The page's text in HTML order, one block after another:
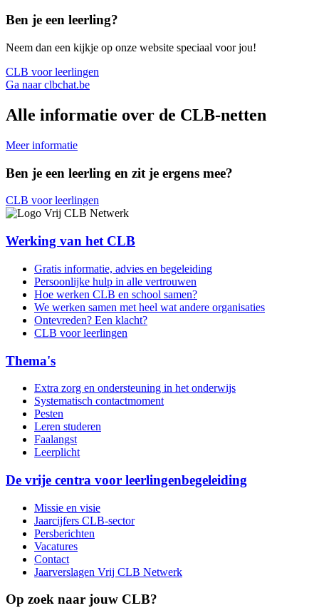
Ben je een leerling?
Neem dan een kijkje op onze website speciaal voor jou!
CLB voor leerlingen
Ga naar clbchat.be
Alle informatie over de CLB-netten
Meer informatie
Ben je een leerling en zit je ergens mee?
CLB voor leerlingen
Werking van het CLB
Gratis informatie, advies en begeleiding
Persoonlijke hulp in alle vertrouwen
Hoe werken CLB en school samen?
We werken samen met heel wat andere organisaties
Ontevreden? Een klacht?
CLB voor leerlingen
Thema's
Extra zorg en ondersteuning in het onderwijs
Systematisch contactmoment
Pesten
Leren studeren
Faalangst
Leerplicht
De vrije centra voor leerlingenbegeleiding
Missie en visie
Jaarcijfers CLB-sector
Persberichten
Vacatures
Contact
Jaarverslagen Vrij CLB Netwerk
Op zoek naar jouw CLB?